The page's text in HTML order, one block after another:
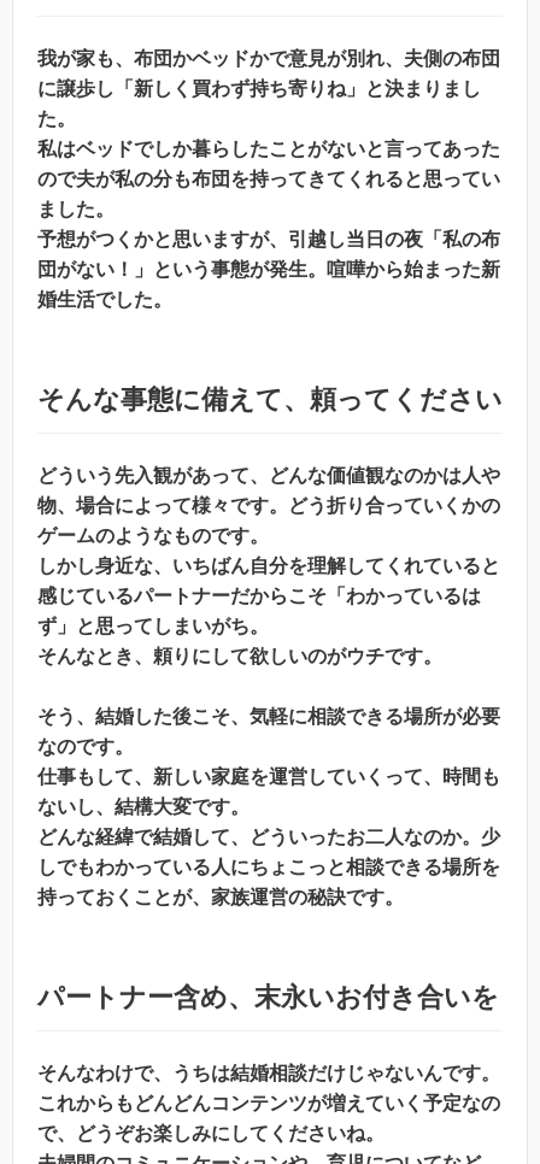
我が家も、布団かベッドかで意見が別れ、夫側の布団
に譲歩し「新しく買わず持ち寄りね」と決まりまし
た。
私はベッドでしか暮らしたことがないと言ってあった
ので夫が私の分も布団を持ってきてくれると思ってい
ました。
予想がつくかと思いますが、引越し当日の夜「私の布
団がない！」という事態が発生。喧嘩から始まった新
婚生活でした。
そんな事態に備えて、頼ってください
どういう先入観があって、どんな価値観なのかは人や
物、場合によって様々です。どう折り合っていくかの
ゲームのようなものです。
しかし身近な、いちばん自分を理解してくれていると
感じているパートナーだからこそ「わかっているは
ず」と思ってしまいがち。
そんなとき、頼りにして欲しいのがウチです。
そう、結婚した後こそ、気軽に相談できる場所が必要
なのです。
仕事もして、新しい家庭を運営していくって、時間も
ないし、結構大変です。
どんな経緯で結婚して、どういったお二人なのか。少
しでもわかっている人にちょこっと相談できる場所を
持っておくことが、家族運営の秘訣です。
パートナー含め、末永いお付き合いを
そんなわけで、うちは結婚相談だけじゃないんです。
これからもどんどんコンテンツが増えていく予定なの
で、どうぞお楽しみにしてくださいね。